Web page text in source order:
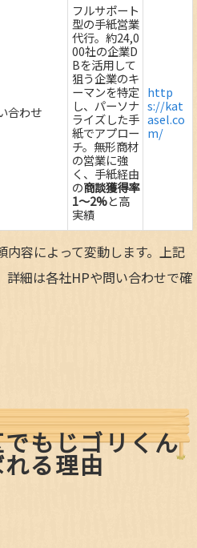
合わせ
フルサポート
型の手紙営業
代行。約24,0
00社の企業D
Bを活用して
狙う企業のキ
ーマンを特定
し、パーソナ
ライズした手
紙でアプロー
チ。無形商材
の営業に強
く、手紙経由
の商談獲得率
1～2%と高
実績
http
s://kat
asel.co
m/
容によって変動します。上記
詳細は各社HPや問い合わせで確
もじゴリくん
る理由